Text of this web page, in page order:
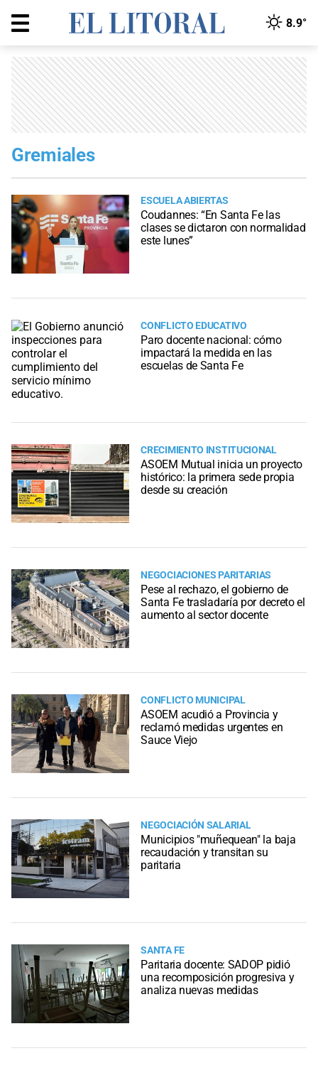
8.9°
Gremiales
ESCUELA ABIERTAS
Coudannes: “En Santa Fe las
clases se dictaron con normalidad
este lunes”
CONFLICTO EDUCATIVO
Paro docente nacional: cómo
impactará la medida en las
escuelas de Santa Fe
CRECIMIENTO INSTITUCIONAL
ASOEM Mutual inicia un proyecto
histórico: la primera sede propia
desde su creación
NEGOCIACIONES PARITARIAS
Pese al rechazo, el gobierno de
Santa Fe trasladaría por decreto el
aumento al sector docente
CONFLICTO MUNICIPAL
ASOEM acudió a Provincia y
reclamó medidas urgentes en
Sauce Viejo
NEGOCIACIÓN SALARIAL
Municipios "muñequean" la baja
recaudación y transitan su
paritaria
SANTA FE
Paritaria docente: SADOP pidió
una recomposición progresiva y
analiza nuevas medidas